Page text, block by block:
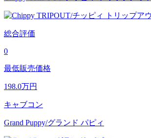
総合評価
0
最低販売価格
198.0万円
キャブコン
Grand Puppy/グランド パピィ